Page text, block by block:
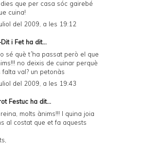
que per casa sóc gairebé
cuina!
del 2009, a les 19:12
Dit i Fetha dit...
sé què t´ha passat però el que
no deixis de cuinar perquè
falta val? un petonàs
del 2009, a les 19:43
Festuc ha dit...
molts ànims!!! I quina joia
al costat que et fa aquests